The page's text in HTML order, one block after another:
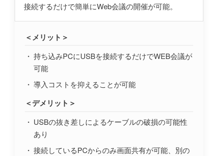
接続するだけで簡単にWeb会議の開催が可能。
＜メリット＞
持ち込みPCにUSBを接続するだけでWEB会議が
可能
導入コストを抑えることが可能
＜デメリット＞
USBの抜き差しによるケーブルの破損の可能性
あり
接続しているPCからのみ画面共有が可能、別の